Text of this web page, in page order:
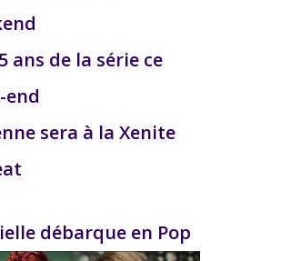
ans de la série ce
end
sera à la Xenite
débarque en Pop